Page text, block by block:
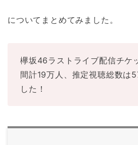
についてまとめてみました。
欅坂46ラストライブ配信チケ
間計19万人、推定視聴総数は
した！